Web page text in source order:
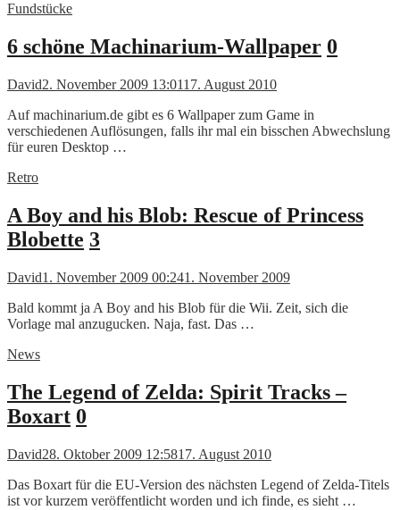
Fundstücke
6 schöne Machinarium-Wallpaper 0
David2. November 2009 13:0117. August 2010
Auf machinarium.de gibt es 6 Wallpaper zum Game in
verschiedenen Auflösungen, falls ihr mal ein bisschen Abwechslung
für euren Desktop …
Retro
A Boy and his Blob: Rescue of Princess
Blobette 3
David1. November 2009 00:241. November 2009
Bald kommt ja A Boy and his Blob für die Wii. Zeit, sich die
Vorlage mal anzugucken. Naja, fast. Das …
News
The Legend of Zelda: Spirit Tracks –
Boxart 0
David28. Oktober 2009 12:5817. August 2010
Das Boxart für die EU-Version des nächsten Legend of Zelda-Titels
ist vor kurzem veröffentlicht worden und ich finde, es sieht …